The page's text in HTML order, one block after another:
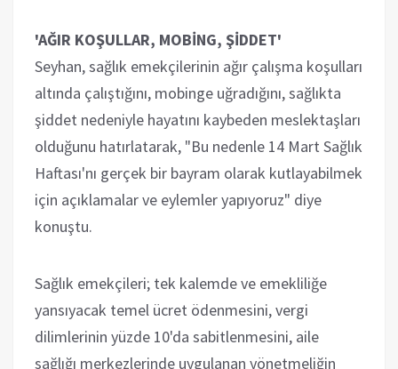
'AĞIR KOŞULLAR, MOBİNG, ŞİDDET'
Seyhan, sağlık emekçilerinin ağır çalışma koşulları
altında çalıştığını, mobinge uğradığını, sağlıkta
şiddet nedeniyle hayatını kaybeden meslektaşları
olduğunu hatırlatarak, "Bu nedenle 14 Mart Sağlık
Haftası'nı gerçek bir bayram olarak kutlayabilmek
için açıklamalar ve eylemler yapıyoruz" diye
konuştu.
Sağlık emekçileri; tek kalemde ve emekliliğe
yansıyacak temel ücret ödenmesini, vergi
dilimlerinin yüzde 10'da sabitlenmesini, aile
sağlığı merkezlerinde uygulanan yönetmeliğin